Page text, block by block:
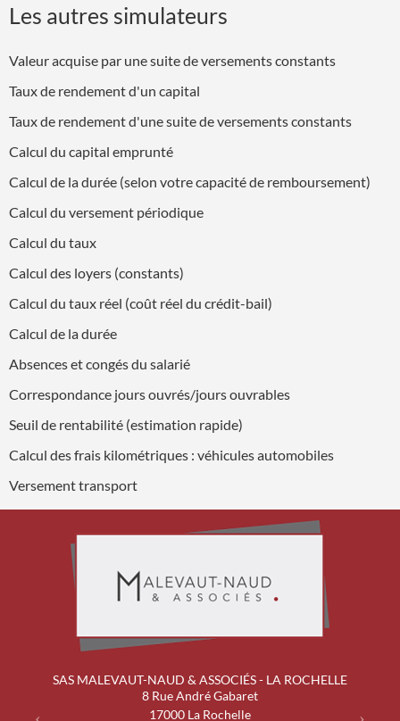
Les autres simulateurs
Valeur acquise par une suite de versements constants
Taux de rendement d'un capital
Taux de rendement d'une suite de versements constants
Calcul du capital emprunté
Calcul de la durée (selon votre capacité de remboursement)
Calcul du versement périodique
Calcul du taux
Calcul des loyers (constants)
Calcul du taux réel (coût réel du crédit-bail)
Calcul de la durée
Absences et congés du salarié
Correspondance jours ouvrés/jours ouvrables
Seuil de rentabilité (estimation rapide)
Calcul des frais kilométriques : véhicules automobiles
Versement transport
SAS MALEVAUT-NAUD & ASSOCIÉS - LA ROCHELLE
8 Rue André Gabaret
17000 La Rochelle
Previous